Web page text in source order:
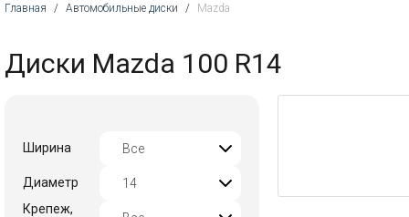
Главная / Автомобильные диски / Mazda
Диски Mazda 100 R14
Ширина
Диаметр
Крепеж,